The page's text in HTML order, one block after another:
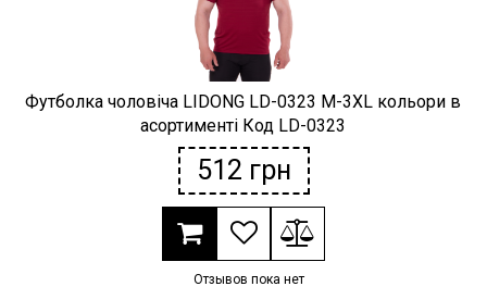
Футболка чоловіча LIDONG LD-0323 M-3XL кольори в
асортименті Код LD-0323
512 грн
Отзывов пока нет